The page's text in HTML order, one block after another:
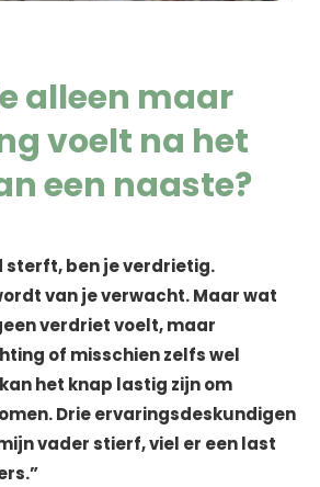
alleen maar
voelt na het
een naaste?
sterft, ben je verdrietig.
van je verwacht. Maar wat
verdriet voelt, maar
of misschien zelfs wel
het knap lastig zijn om
Drie ervaringsdeskundigen
vader stierf, viel er een last